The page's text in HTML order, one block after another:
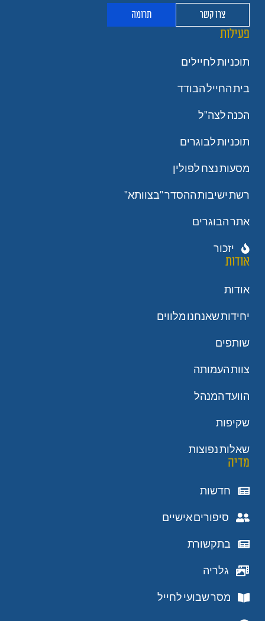
צרו קשר תרומה
פעילות
תוכניות לחיילים
בית החייל הבודד
הכנה לצה"ל
תוכניות לבוגרים
מסעות נצח לפולין
רשת ישיבות ההסדר "בצוותא"
אתר הבוגרים
יזכור
אודות
אודות
יחידות שאנחנו מלווים
שותפים
צוות העמותה
הוועד המנהל
שקיפות
שאלות נפוצות
מדיה
חדשות
סיפורים אישיים
בתקשורת
גלריה
מסר שבועי לחייל